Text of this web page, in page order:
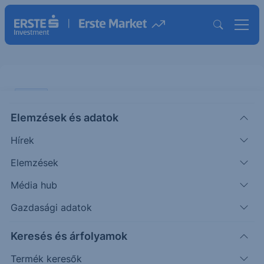
Elemzések és adatok
Hírek
Elemzések
Média hub
Gazdasági adatok
Keresés és árfolyamok
Termék keresők
Eurózónában
A héten Európában az EKB kamatdöntő ülésére
fókuszálhatnak a befektetők csütörtökön. Előtte